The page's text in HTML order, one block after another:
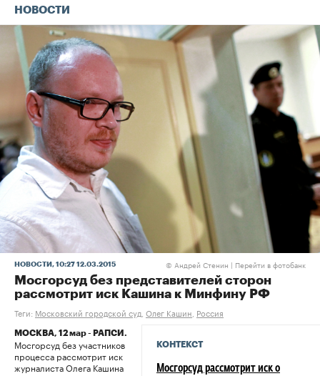
НОВОСТИ
НОВОСТИ , 10:27 12.03.2015 © Андрей Стенин | Перейти в фотобанк
Мосгорсуд без представителей сторон
рассмотрит иск Кашина к Минфину РФ
Теги: Московский городской суд Олег Кашин Россия
КОНТЕКСТ
Мосгорсуд рассмотрит иск о
МОСКВА, 12 мар - РАПСИ.
Мосгорсуд без участников
процесса рассмотрит иск
журналиста Олега Кашина